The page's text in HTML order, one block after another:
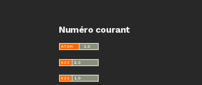
Numéro courant